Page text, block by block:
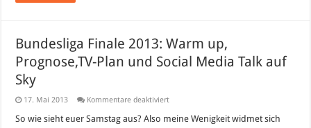
Bundesliga Finale 2013: Warm up,
Prognose,TV-Plan und Social Media Talk auf
Sky
17. Mai 2013 Kommentare deaktiviertfür
Finale
So wie sieht euer Samstag aus? Also meine Wenigkeit widmet sich